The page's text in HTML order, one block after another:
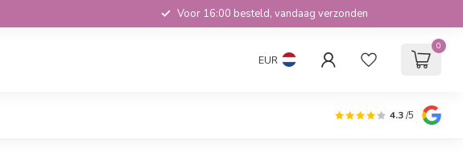
Voor 16:00 besteld, vandaag verzonden
EUR
0
4.3/5